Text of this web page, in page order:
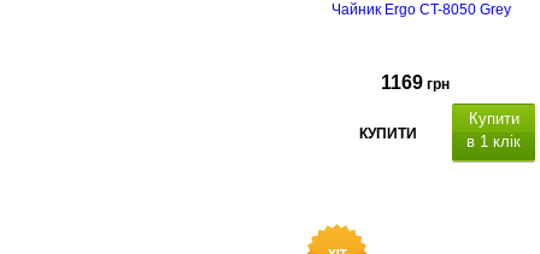
Чайник Ergo CT-8050 Grey
1169 грн
КУПИТИ
Купити
в 1 клік